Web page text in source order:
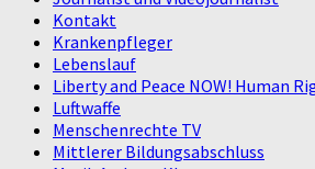
Kontakt
Krankenpfleger
Lebenslauf
Liberty and Peace NOW! Human
Luftwaffe
Menschenrechte TV
Mittlerer Bildungsabschluss